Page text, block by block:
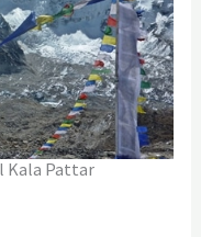
Kala Pattar